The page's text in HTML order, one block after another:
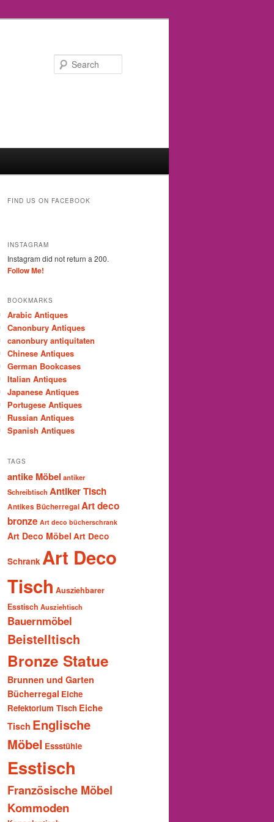
FIND US ON FACEBOOK
INSTAGRAM
Instagram did not return a 200.
Follow Me!
BOOKMARKS
Arabic Antiques
Canonbury Antiques
canonbury antiquitaten
Chinese Antiques
German Bookcases
Italian Antiques
Japanese Antiques
Portugese Antiques
Russian Antiques
Spanish Antiques
TAGS
antike Möbel antiker
Schreibtisch Antiker Tisch
Antikes BücherregalArt deco
bronze Art deco bücherschrank
Art Deco Möbel Art Deco
Schrank Art Deco
Tisch Ausziehbarer
Esstisch Ausziehtisch
Bauernmöbel
Beistelltisch
Bronze Statue
Brunnen und Garten
Bücherregal Eiche
Refektorium Tisch Eiche
Tisch Englische
Möbel Essstühle
Esstisch
Französische Möbel
Kommoden